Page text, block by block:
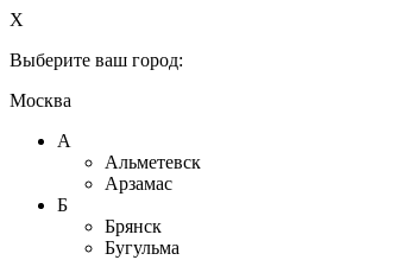
X
Выберите ваш город:
Москва
А
Альметевск
Арзамас
Б
Брянск
Бугульма